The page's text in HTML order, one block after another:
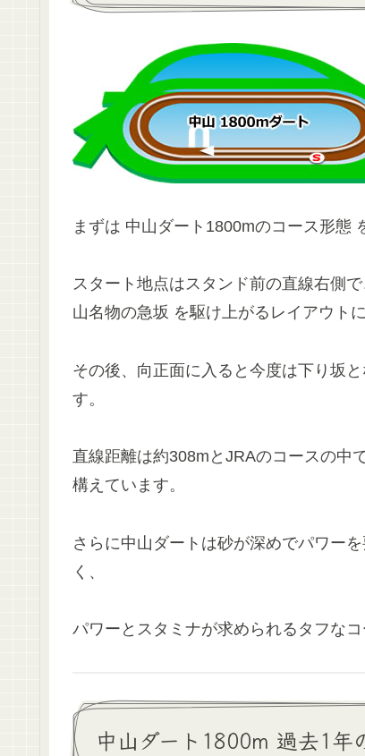
まずは 中山ダート1800mのコース形態
スタート地点はスタンド前の直線右側
山名物の急坂 を駆け上がるレイアウト
その後、向正面に入ると今度は下り坂
す。
直線距離は約308mとJRAのコースの中
構えています。
さらに中山ダートは砂が深めでパワー
く、
パワーとスタミナが求められるタフなコ
中山ダート1800m 過去1年